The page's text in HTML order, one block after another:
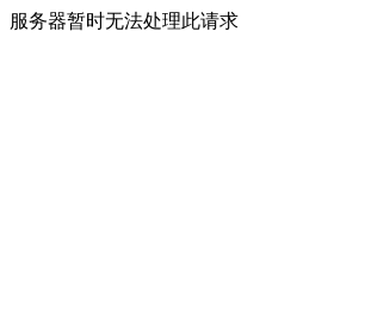
服务器暂时无法处理此请求